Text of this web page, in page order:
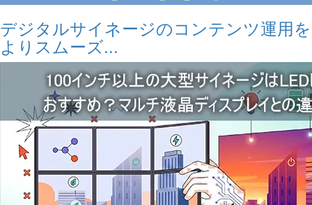
デジタルサイネージのコンテンツ運用を
よりスムーズ...